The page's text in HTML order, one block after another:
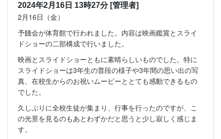
2024年2月16日 13時27分 [管理者]
2月16日（金）
予餞会が体育館で行われました。内容は映画鑑賞とスライ
ドショーの二部構成で行いました。
映画とスライドショーともに素晴らしいものでした。特に
スライドショーは3年生の普段の様子や3年間の思い出の写
真、在校生からのお祝いムービーととても感動できるもの
でした。
久しぶりに全校生徒が集まり、行事を行ったのですが、こ
の光景を見るのもあとわずかだと思うと少し寂しく感じま
す。